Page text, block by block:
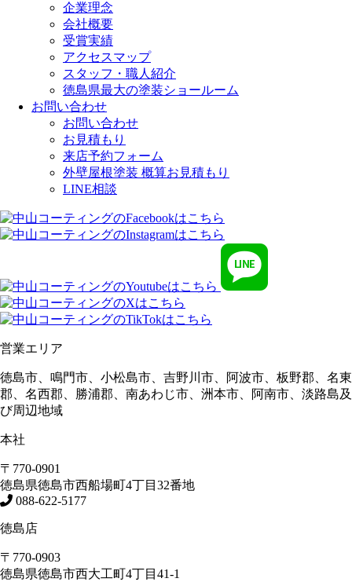
企業理念
会社概要
受賞実績
アクセスマップ
スタッフ・職人紹介
徳島県最大の塗装ショールーム
お問い合わせ
お問い合わせ
お見積もり
来店予約フォーム
外壁屋根塗装 概算お見積もり
LINE相談
営業エリア
徳島市、鳴門市、小松島市、吉野川市、阿波市、板野郡、名東
郡、名西郡、勝浦郡、南あわじ市、洲本市、阿南市、淡路島及
び周辺地域
本社
〒770-0901
徳島県徳島市西船場町4丁目32番地
088-622-5177
徳島店
〒770-0903
徳島県徳島市西大工町4丁目41-1